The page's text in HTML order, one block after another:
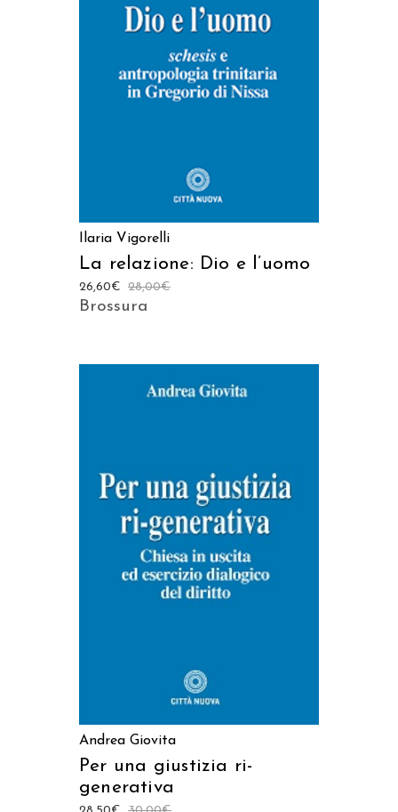
Ilaria Vigorelli
La relazione: Dio e l’uomo
28,00€
26,60€
Brossura
AGGIUNGI AL CARRELLO
Andrea Giovita
Per una giustizia ri-
generativa